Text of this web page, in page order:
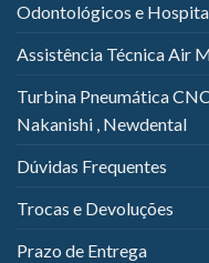
Odontológicos e
Assistência Técnica Air
Turbina Pneumática
Nakanishi , Newdental
Dúvidas Frequentes
Trocas e Devoluções
Prazo de Entrega